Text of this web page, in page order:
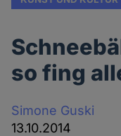
so fing
Simone Guski
13.10.2014